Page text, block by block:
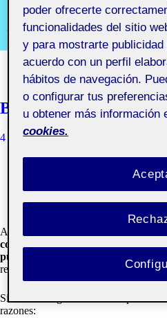
Primer semestre 2019-2020. Aula 1
Bienvenidos y
4 OCTUBRE, 2019
Una Ágora reúne los trabajos
grupo de estudiantes de un
de Catalunya.
Aquí los compañeros podrán
comentar
públicos
red.
Si no ves ningún contenido aparte de
razones:
poder ofrecerte
funcionalidades del sitio
y para mostrarte
acuerdo con un perfil
hábitos de navegación.
o configurar tus
u obtener más información
cookies.